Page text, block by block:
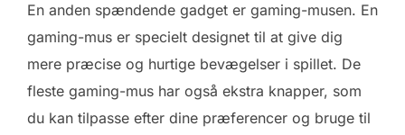
En anden spændende gadget er gaming-musen. En
gaming-mus er specielt designet til at give dig
mere præcise og hurtige bevægelser i spillet. De
fleste gaming-mus har også ekstra knapper, som
du kan tilpasse efter dine præferencer og bruge til